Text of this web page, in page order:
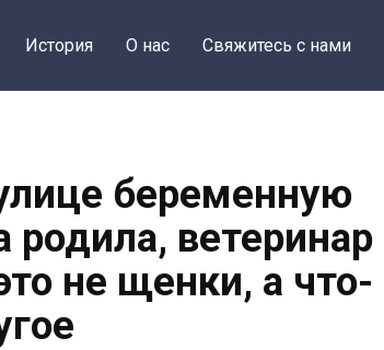
История О нас Свяжитесь с нами
беременную
родила, ветеринар
не щенки, а что-